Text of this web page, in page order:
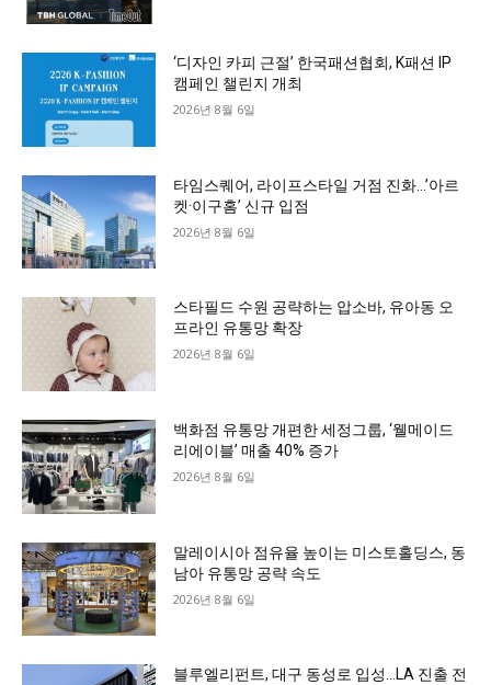
‘디자인 카피 근절’ 한국패션협회, K패션 IP
캠페인 챌린지 개최
2026년 8월 6일
타임스퀘어, 라이프스타일 거점 진화…’아르
켓·이구홈’ 신규 입점
2026년 8월 6일
스타필드 수원 공략하는 압소바, 유아동 오
프라인 유통망 확장
2026년 8월 6일
백화점 유통망 개편한 세정그룹, ‘웰메이드
리에이블’ 매출 40% 증가
2026년 8월 6일
말레이시아 점유율 높이는 미스토홀딩스, 동
남아 유통망 공략 속도
2026년 8월 6일
블루엘리펀트, 대구 동성로 입성…LA 진출 전